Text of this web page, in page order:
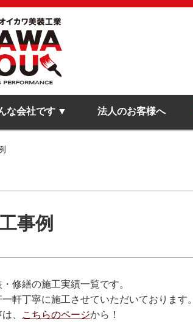
な会社です 法人のお客様へ
事例
修繕の施工実績一覧です。
軒丁寧に施工させていただいております。
、
こちらのページから！